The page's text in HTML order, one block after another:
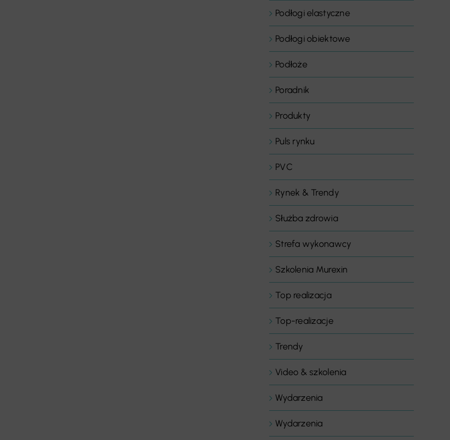
Podłogi elastyczne
Podłogi obiektowe
Podłoże
Poradnik
Produkty
Puls rynku
PVC
Rynek & Trendy
Służba zdrowia
Strefa wykonawcy
Szkolenia Murexin
Top realizacja
Top-realizacje
Trendy
Video & szkolenia
Wydarzenia
Wydarzenia